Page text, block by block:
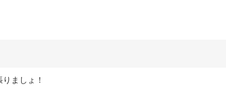
ましょ！